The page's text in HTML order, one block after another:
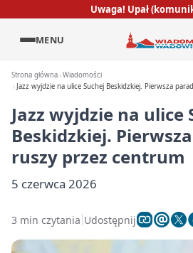
Uwaga! Upał
MENU
Strona główna Wiadomości
Jazz wyjdzie na ulice Suchej Beskidzkiej. Pierwsza
Jazz wyjdzie na ulice
Beskidzkiej.
ruszy przez centrum
5 czerwca 2026
3 min czytania Udostępnij